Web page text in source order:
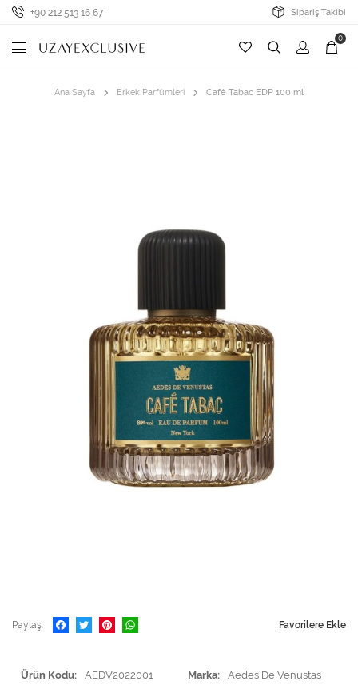
+90 212 513 16 67 Sipariş Takibi
0
Ana Sayfa Erkek Parfümleri Café Tabac EDP 100 ml
Paylaş Favorilere Ekle
Ürün Kodu AEDV2022001 Marka Aedes De Venustas